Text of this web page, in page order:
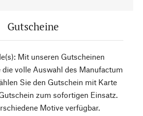
Gutscheine
Mit unseren Gutscheinen
die volle Auswahl des Manufactum
Sie den Gutschein mit Karte
zum sofortigen Einsatz.
Motive verfügbar.